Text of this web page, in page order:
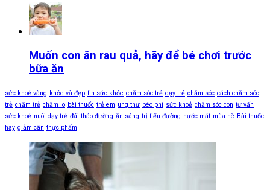
Muốn con ăn rau quả, hãy để bé chơi trước
bữa ăn
sức khoẻ vàng khỏe và đẹp tin sức khỏe chăm sóc trẻ dạy trẻ chăm sóc cách chăm sóc
trẻ chăm trẻ chăm lo bài thuốc trẻ em ung thư béo phì sức khoẻ chăm sóc con tư vấn
sức khoẻ nuôi dạy trẻ đái tháo đường ăn sáng trị tiểu đường nước mát mùa hè Bài thuốc
hay giảm cân thực phẩm